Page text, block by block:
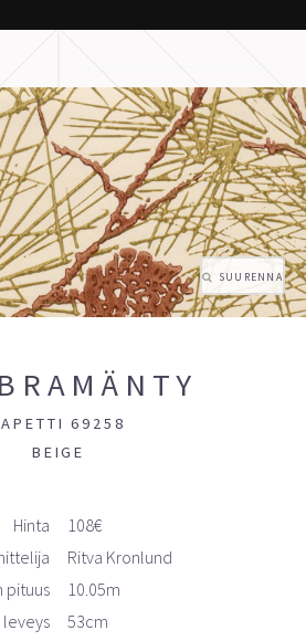
SUURENNA
69258
BEIGE
Hinta
108€
Ritva Kronlund
pituus
10.05m
leveys
53cm